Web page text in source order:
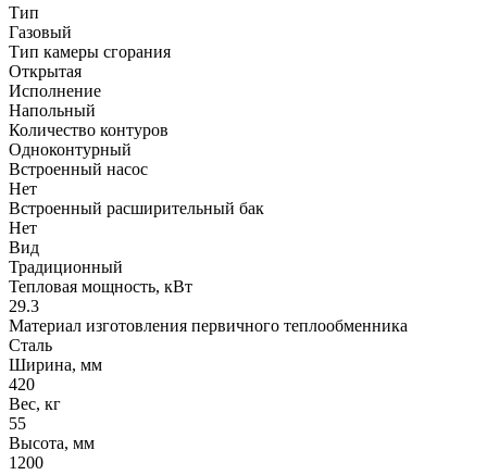
Тип
Газовый
Тип камеры сгорания
Открытая
Исполнение
Напольный
Количество контуров
Одноконтурный
Встроенный насос
Нет
Встроенный расширительный бак
Нет
Вид
Традиционный
Тепловая мощность, кВт
29.3
Материал изготовления первичного теплообменника
Сталь
Ширина, мм
420
Вес, кг
55
Высота, мм
1200